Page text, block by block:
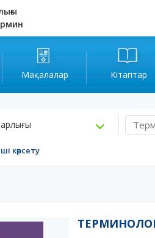
Мақалалар Кітаптар
көрсету